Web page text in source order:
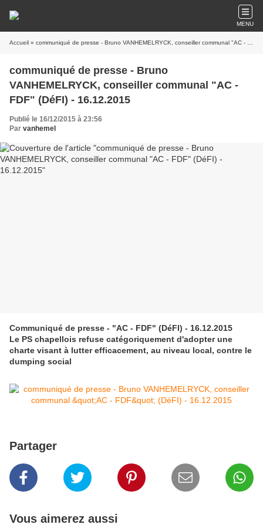
MENU
Accueil » communiqué de presse - Bruno VANHEMELRYCK, conseiller communal "AC - FDF" (DéFI) - 16.12.2015
communiqué de presse - Bruno
VANHEMELRYCK, conseiller communal "AC -
FDF" (DéFI) - 16.12.2015
Publié le 16/12/2015 à 23:56
Par vanhemel
Communiqué de presse - "AC - FDF" (DéFI) - 16.12.2015
Le PS chapellois refuse catégoriquement d'adopter une
charte visant à lutter efficacement, au niveau local, contre le
dumping social
Partager
Vous aimerez aussi